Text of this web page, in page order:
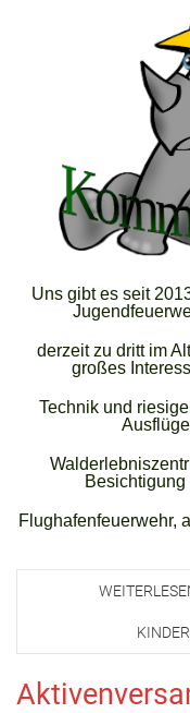
Uns gibt es seit
derzeit zu dritt im
großes
Technik und
Flughafenfeuerwehr,